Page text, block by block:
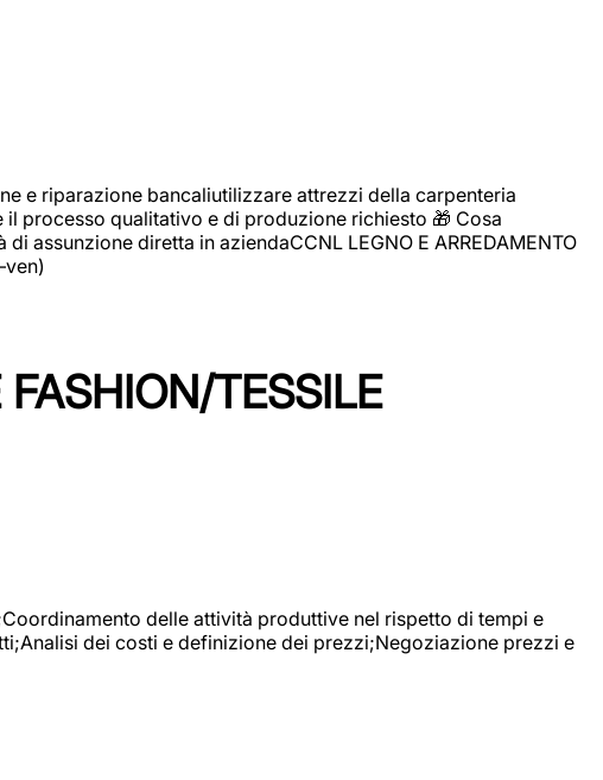
e riparazione bancaliutilizzare attrezzi della carpenteria
processo qualitativo e di produzione richiesto 🎁 Cosa
diretta in aziendaCCNL LEGNO E ARREDAMENTO
TESSILE
delle attività produttive nel rispetto di tempi e
dei costi e definizione dei prezzi;Negoziazione prezzi e